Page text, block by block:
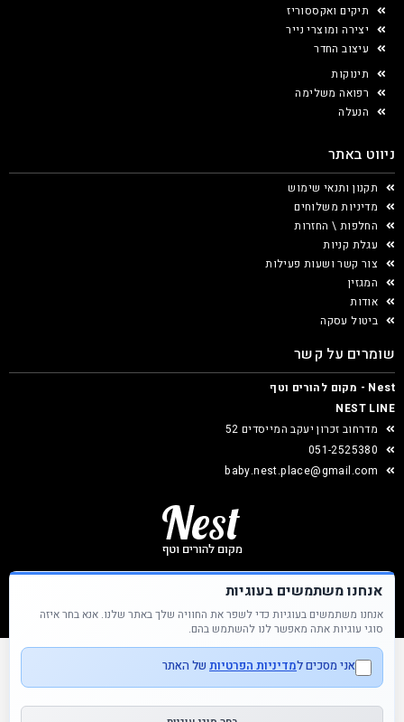
תיקים ואקססוריז
יצירה ומוצרי נייר
עיצוב החדר
תינוקות
רפואה משלימה
הנעלה
ניווט באתר
תקנון ותנאי שימוש
מדיניות משלוחים
החלפות \ החזרות
עגלת קניות
צור קשר ושעות פעילות
המגזין
אודות
ביטול עסקה
שומרים על קשר
Nest - מקום להורים וטף
NEST LINE
מדרחוב זכרון יעקב המייסדים 52
051-2525380
baby.nest.place@gmail.com
Nest &copy כל הזכויות שמורות
אנחנו משתמשים בעוגיות
אנחנו משתמשים בעוגיות כדי לשפר את החוויה שלך באתר שלנו. אנא בחר איזה
סוגי עוגיות אתה מאפשר לנו להשתמש בהם.
אני מסכים למדיניות הפרטיות של האתר